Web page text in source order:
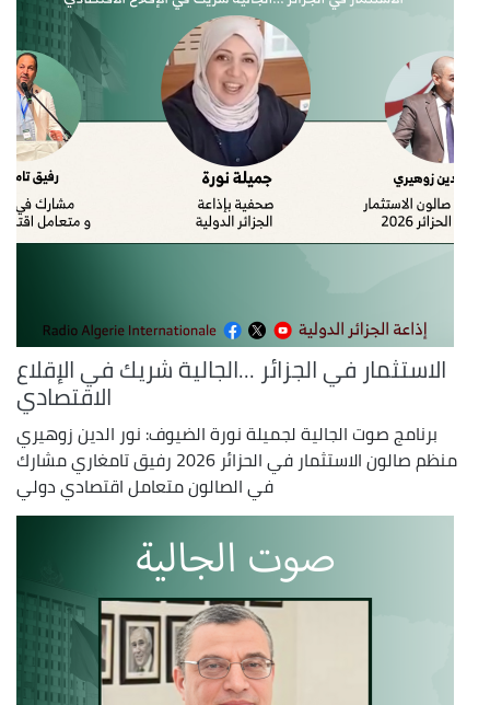
الاستثمار في الجزائر ...الجالية شريك في الإقلاع
الاقتصادي
برنامج صوت الجالية لجميلة نورة الضيوف: نور الدين زوهيري
منظم صالون الاستثمار في الحزائر 2026 رفيق تامغاري مشارك
في الصالون متعامل اقتصادي دولي